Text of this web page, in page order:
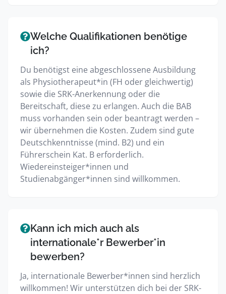
Welche Qualifikationen benötige
ich?
Du benötigst eine abgeschlossene Ausbildung
als Physiotherapeut*in (FH oder gleichwertig)
sowie die SRK-Anerkennung oder die
Bereitschaft, diese zu erlangen. Auch die BAB
muss vorhanden sein oder beantragt werden –
wir übernehmen die Kosten. Zudem sind gute
Deutschkenntnisse (mind. B2) und ein
Führerschein Kat. B erforderlich.
Wiedereinsteiger*innen und
Studienabgänger*innen sind willkommen.
Kann ich mich auch als
internationale*r Bewerber*in
bewerben?
Ja, internationale Bewerber*innen sind herzlich
willkommen! Wir unterstützen dich bei der SRK-